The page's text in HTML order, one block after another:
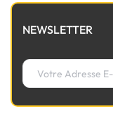
NEWSLETTER